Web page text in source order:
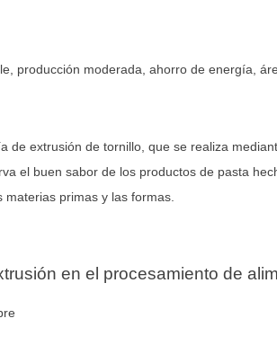
producción moderada, ahorro de energía,
de extrusión de tornillo, que se realiza
el buen sabor de los productos de pasta
primas y las formas.
en el procesamiento de